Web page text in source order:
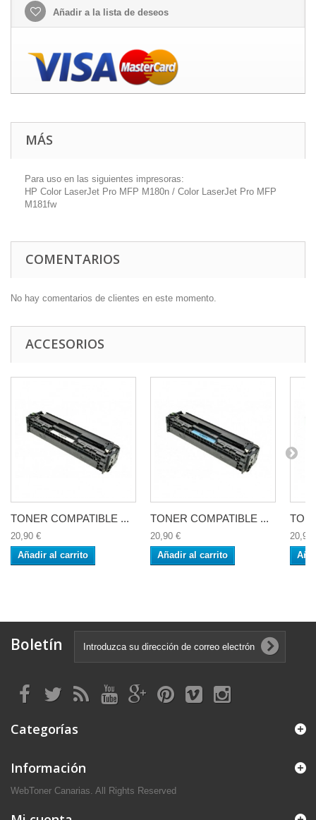
Añadir a la lista de deseos
MÁS
Para uso en las siguientes impresoras:
HP Color LaserJet Pro MFP M180n / Color LaserJet Pro MFP
M181fw
COMENTARIOS
No hay comentarios de clientes en este momento.
ACCESORIOS
TONER COMPATIBLE ...
20,90 €
Añadir al carrito
TONER COMPATIBLE ...
20,90 €
Añadir al carrito
20,90
Boletín
Categorías
Información
WebToner Canarias. All Rights Reserved